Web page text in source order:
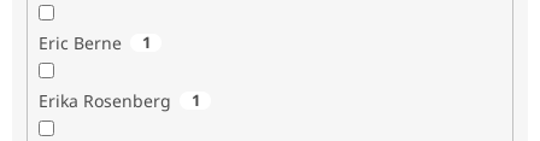
Eric Berne 1
Erika Rosenberg 1